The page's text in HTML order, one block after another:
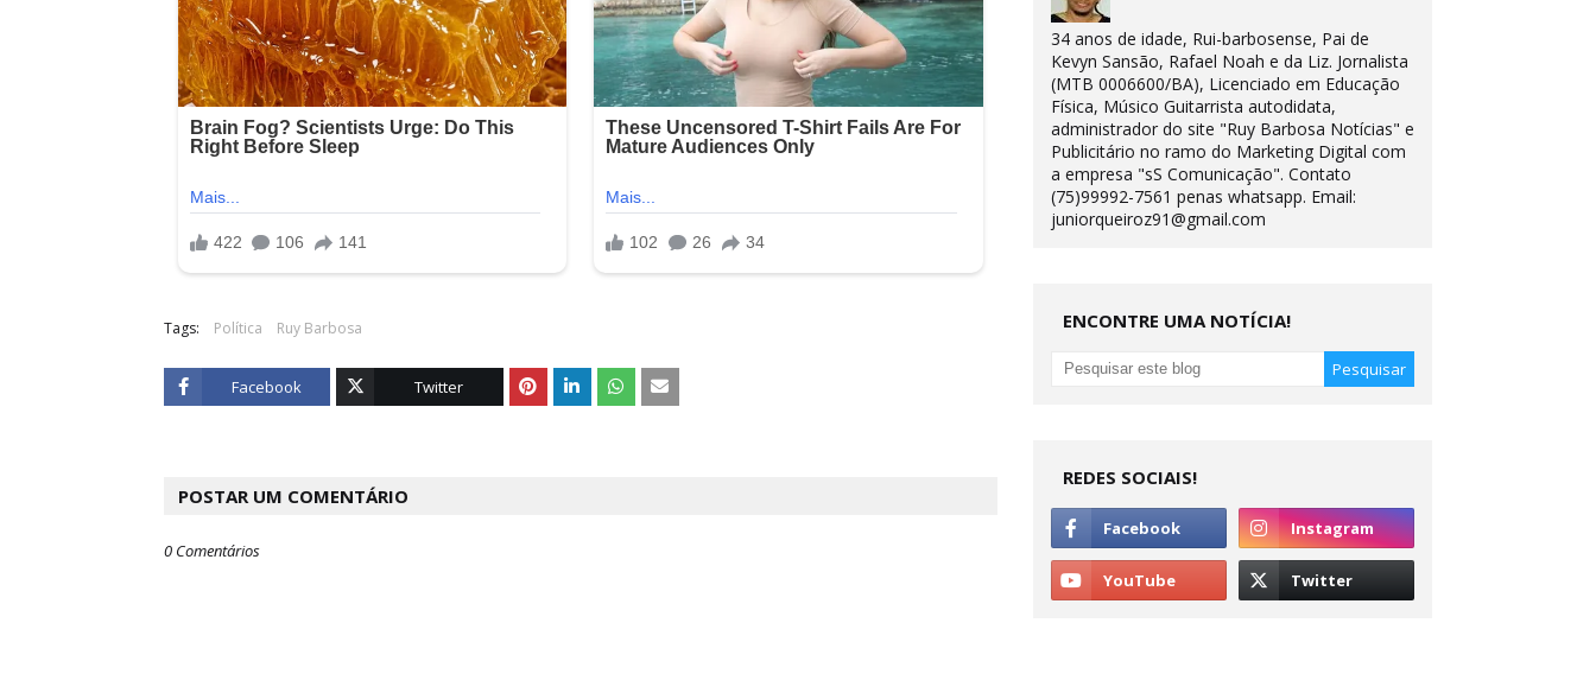
Tags: Política Ruy Barbosa
Facebook Twitter
POSTAR UM COMENTÁRIO
0 Comentários
34 anos de idade, Rui-barbosense, Pai de
Kevyn Sansão, Rafael Noah e da Liz. Jornalista
(MTB 0006600/BA), Licenciado em Educação
Física, Músico Guitarrista autodidata,
administrador do site "Ruy Barbosa Notícias" e
Publicitário no ramo do Marketing Digital com
a empresa "sS Comunicação". Contato
(75)99992-7561 penas whatsapp. Email:
juniorqueiroz91@gmail.com
ENCONTRE UMA NOTÍCIA!
REDES SOCIAIS!